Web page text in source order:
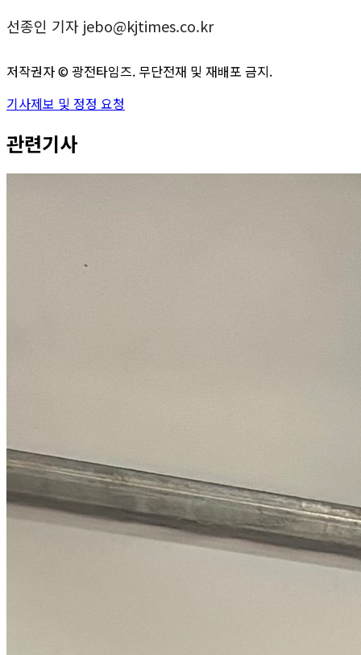
선종인 기자 jebo@kjtimes.co.kr
저작권자 ©광전타임즈. 무단전재 및 재배포 금지.
기사제보 및 정정 요청
관련기사